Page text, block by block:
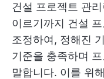
건설 프로젝트 관
이르기까지 건설
조정하여, 정해진
기준을 충족하며
말합니다. 이를 위